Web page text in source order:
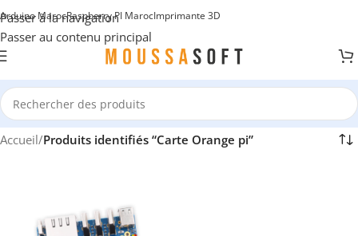
Passer à la navigation
Passer au contenu principal
Arduino MarocRaspberry PI MarocImprimante 3D
Accueil/Produits identifiés “Carte Orange pi”